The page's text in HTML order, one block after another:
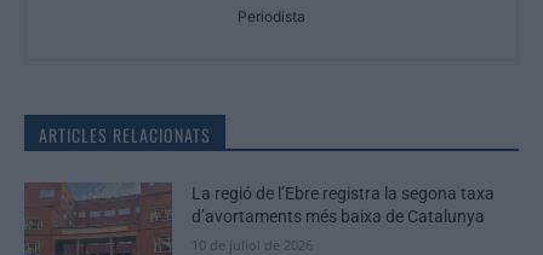
Periodista
ARTICLES RELACIONATS
La regió de l’Ebre registra la segona taxa
d’avortaments més baixa de Catalunya
10 de juliol de 2026